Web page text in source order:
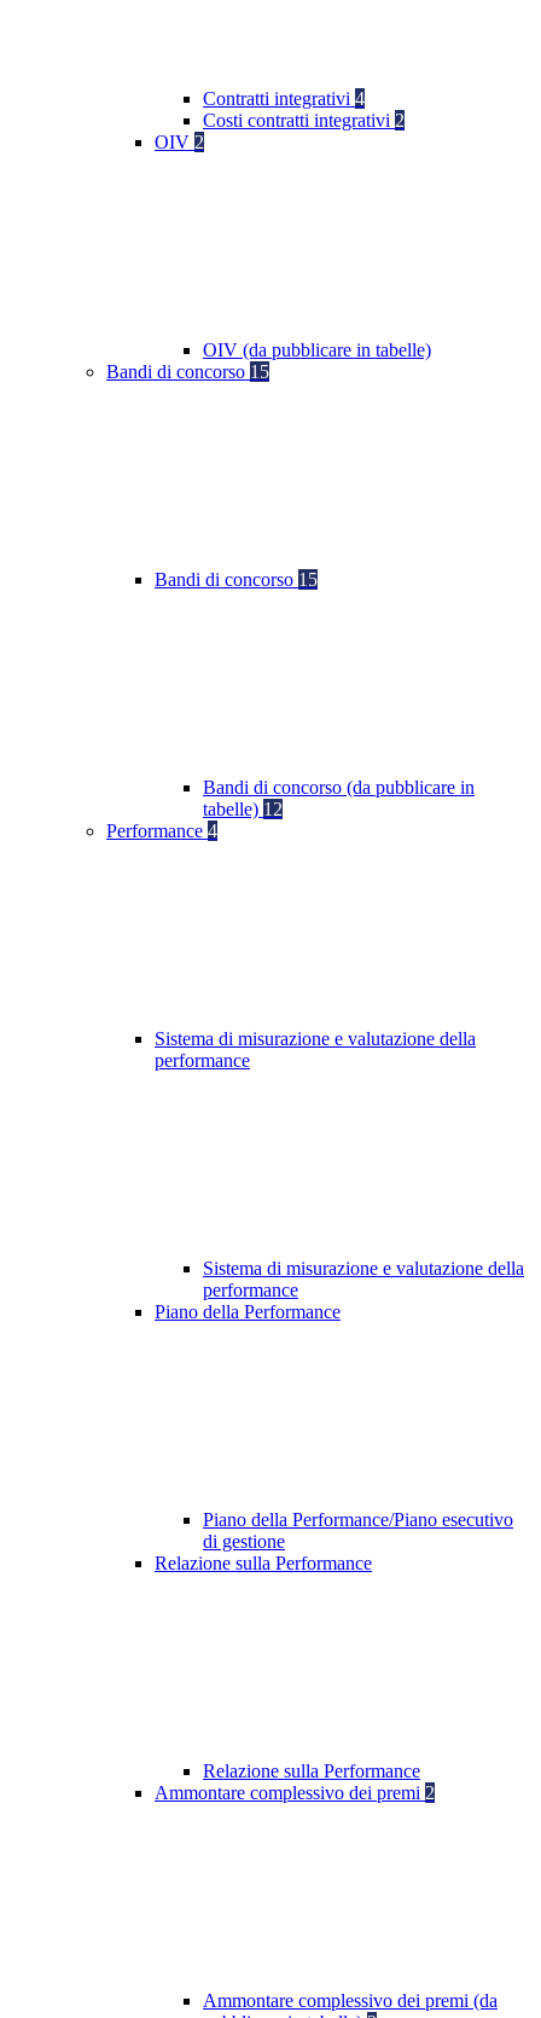
Contratti integrativi 4
Costi contratti integrativi 2
OIV 2
OIV (da pubblicare in tabelle)
Bandi di concorso 15
Bandi di concorso 15
Bandi di concorso (da pubblicare in
tabelle) 12
Performance 4
Sistema di misurazione e valutazione della
performance
Sistema di misurazione e valutazione della
performance
Piano della Performance
Piano della Performance/Piano esecutivo
di gestione
Relazione sulla Performance
Relazione sulla Performance
Ammontare complessivo dei premi 2
Ammontare complessivo dei premi (da